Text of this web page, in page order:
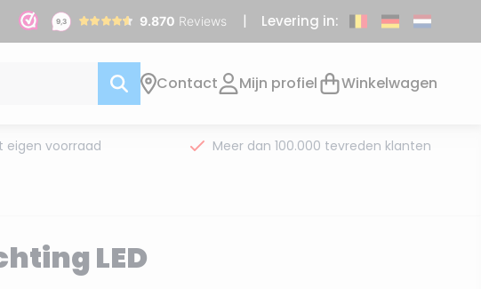
Levering in:
Contact Mijn profiel Winkelwagen
eigen voorraad Meer dan 100.000 tevreden klanten
LED